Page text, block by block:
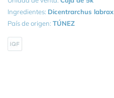
Ingredientes: Dicentrarchus labrax
País de origen: TÚNEZ